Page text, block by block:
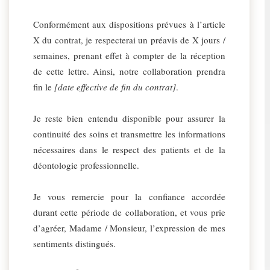
Conformément aux dispositions prévues à l’article
X du contrat, je respecterai un préavis de X jours /
semaines, prenant effet à compter de la réception
de cette lettre. Ainsi, notre collaboration prendra
fin le [date effective de fin du contrat].
Je reste bien entendu disponible pour assurer la
continuité des soins et transmettre les informations
nécessaires dans le respect des patients et de la
déontologie professionnelle.
Je vous remercie pour la confiance accordée
durant cette période de collaboration, et vous prie
d’agréer, Madame / Monsieur, l’expression de mes
sentiments distingués.